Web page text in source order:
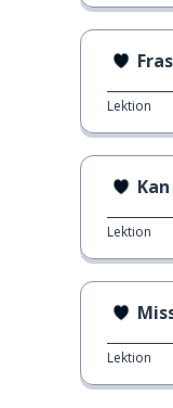
Lektion
Lektion
Lektion